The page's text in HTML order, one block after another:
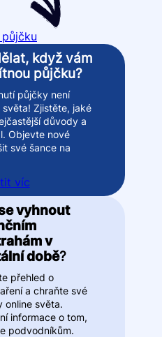
když vám
půjčku?
půjčky není
světa! Zjistěte, jaké
důvody a
Objevte nové
své šance na
víc
vyhnout
v
době?
přehled o
a chraňte své
online světa.
informace o tom,
podvodníkům.